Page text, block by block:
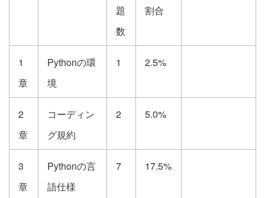
題
数
割合
1
章
Pythonの環
境
1 2.5%
2
章
コーディン
グ規約
2 5.0%
3
章
Pythonの言
語仕様
7 17.5%